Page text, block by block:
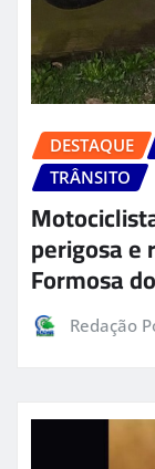
DESTAQUE
TRÂNSITO
perigosa e
Formosa
Redação